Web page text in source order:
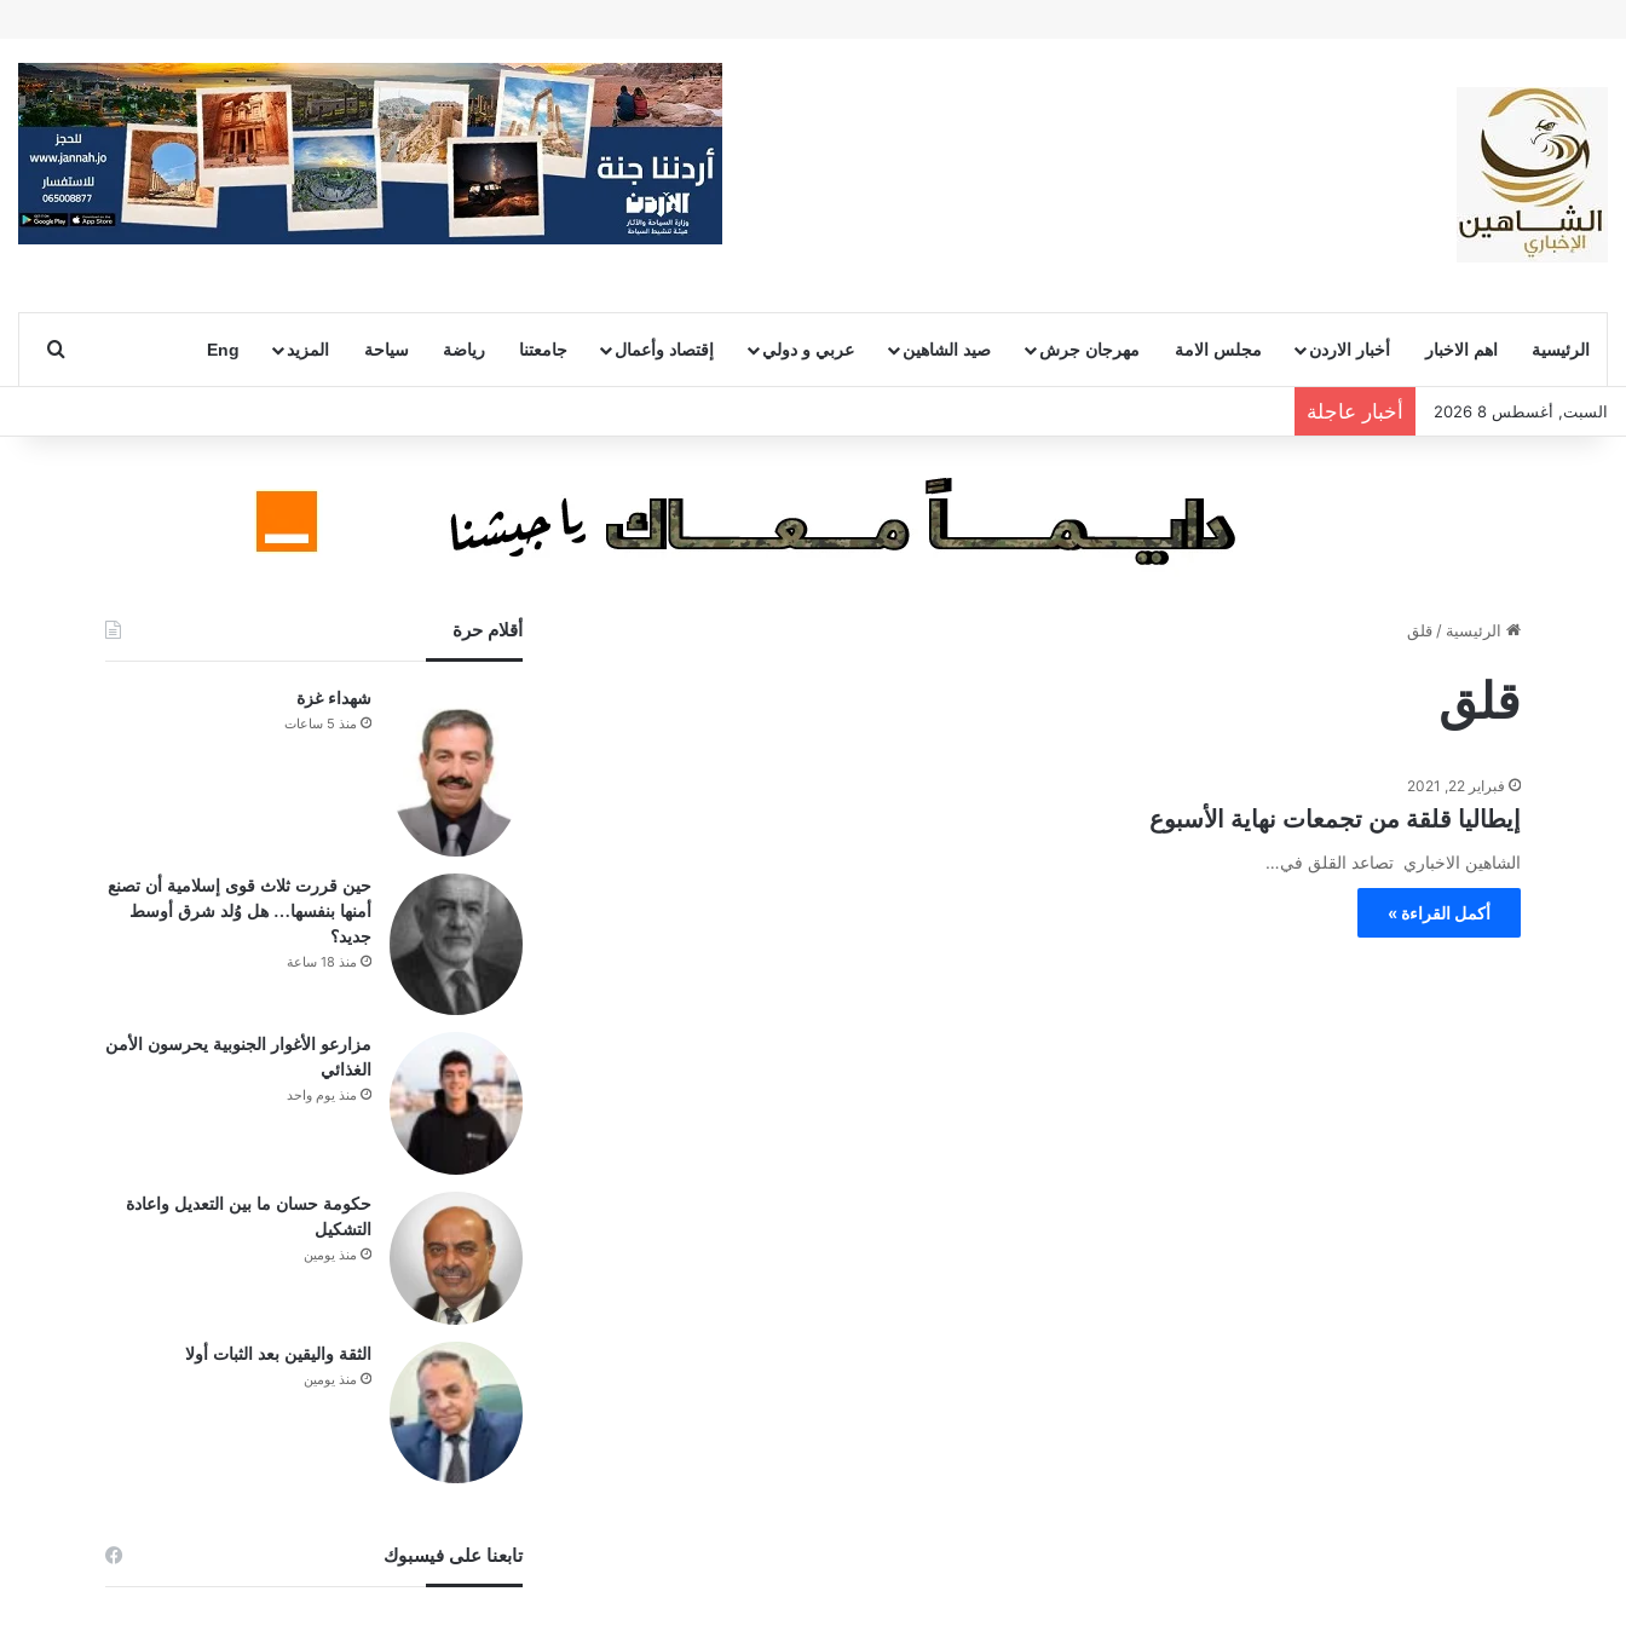
الرئيسية اهم الاخبار أخبار الاردن مجلس الامة مهرجان جرش صيد الشاهين عربي و دولي إقتصاد وأعمال جامعتنا رياضة سياحة المزيد Eng
السبت, أغسطس 8 2026 أخبار عاجلة
الرئيسية / قلق
قلق
فبراير 22, 2021
إيطاليا قلقة من تجمعات نهاية الأسبوع
الشاهين الاخباري تصاعد القلق في…
أكمل القراءة »
أقلام حرة
شهداء غزة
منذ 5 ساعات
حين قررت ثلاث قوى إسلامية أن تصنع
أمنها بنفسها… هل وُلد شرق أوسط
جديد؟
منذ 18 ساعة
مزارعو الأغوار الجنوبية يحرسون الأمن
الغذائي
منذ يوم واحد
حكومة حسان ما بين التعديل واعادة
التشكيل
منذ يومين
الثقة واليقين بعد الثبات أولا
منذ يومين
تابعنا على فيسبوك